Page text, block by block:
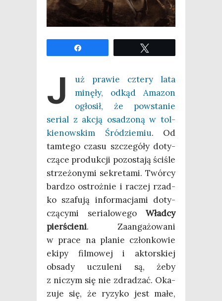
J
uż pra­wie czte­ry lata
minę­ły, odkąd Ama­zon
ogło­sił, że powsta­nie
serial z akcją osa­dzo­ną w tol­
kie­now­skim Śród­zie­miu. Od
tam­te­go cza­su szcze­gó­ły doty­
czą­ce pro­duk­cji pozo­sta­ją ści­śle
strze­żo­ny­mi sekre­ta­mi. Twór­cy
bar­dzo ostroż­nie i raczej rzad­
ko sza­fu­ją infor­ma­cja­mi doty­
czą­cy­mi seria­lo­we­go Wład­cy
pier­ście­ni. Zaan­ga­żo­wa­ni
w pra­ce na pla­nie człon­ko­wie
eki­py fil­mo­wej i aktor­skiej
obsa­dy uczu­le­ni są, żeby
z niczym się nie zdra­dzać. Oka­
zu­je się, że ryzy­ko jest małe,